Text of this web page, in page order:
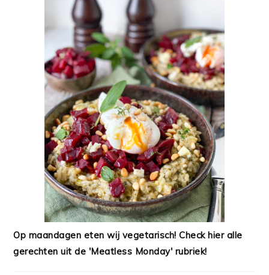
Op maandagen eten wij vegetarisch! Check hier alle
gerechten uit de 'Meatless Monday' rubriek!